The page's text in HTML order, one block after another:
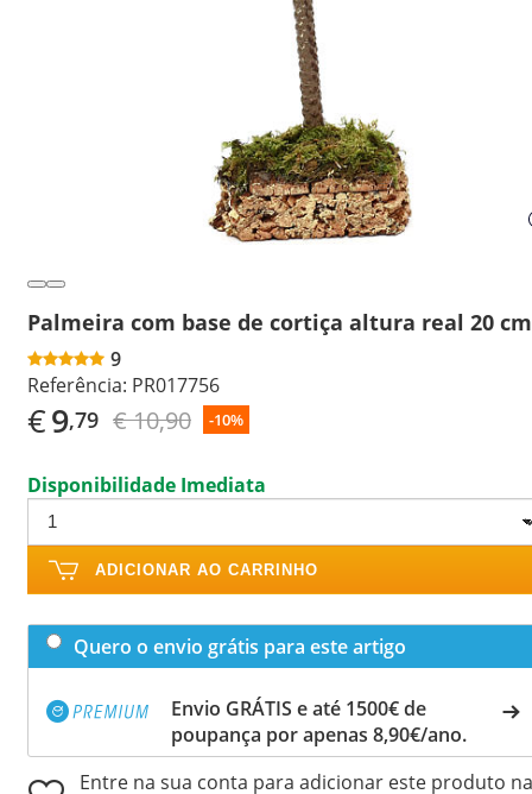
Palmeira com base de cortiça altura real 20 cm
9
Referência: PR017756
€9,79 € 10,90 -10%
Disponibilidade Imediata
ADICIONAR AO CARRINHO
Quero o envio grátis para este artigo
Envio GRÁTIS e até 1500€ de
poupança por apenas 8,90€/ano.
Entre na sua conta para adicionar este produto na